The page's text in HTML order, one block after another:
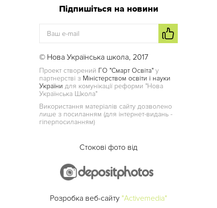
Підпишіться на новини
© Нова Українська школа, 2017
Проект створений ГО "Смарт Освіта" у
партнерстві з Міністерством освіти і науки
України для комунікації реформи "Нова
Українська Школа"
Використання матеріалів сайту дозволено
лише з посиланням (для інтернет-видань -
гіперпосиланням)
Стокові фото від
Розробка веб-сайту "Activemedia"